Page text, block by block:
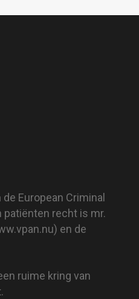
de European Criminal
patiënten recht is mr.
) en de
ruime kring van